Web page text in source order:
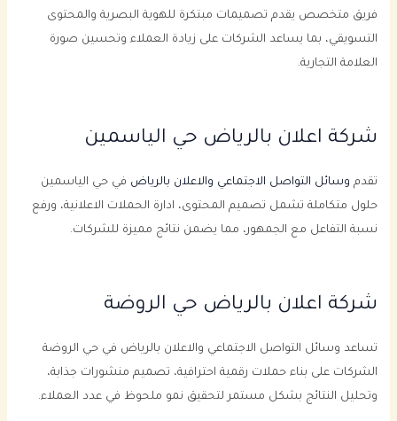
فريق متخصص يقدم تصميمات مبتكرة للهوية البصرية والمحتوى
التسويقي، بما يساعد الشركات على زيادة العملاء وتحسين صورة
العلامة التجارية.
شركة اعلان بالرياض حي الياسمين
تقدم وسائل التواصل الاجتماعي والاعلان بالرياض في حي الياسمين
حلول متكاملة تشمل تصميم المحتوى، ادارة الحملات الاعلانية، ورفع
نسبة التفاعل مع الجمهور، مما يضمن نتائج مميزة للشركات.
شركة اعلان بالرياض حي الروضة
تساعد وسائل التواصل الاجتماعي والاعلان بالرياض في حي الروضة
الشركات على بناء حملات رقمية احترافية، تصميم منشورات جذابة،
وتحليل النتائج بشكل مستمر لتحقيق نمو ملحوظ في عدد العملاء.